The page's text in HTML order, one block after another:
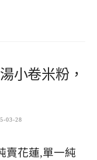
小卷米粉，
03-28